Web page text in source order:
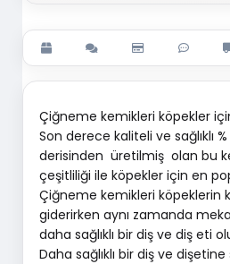
Çiğneme kemikleri köpekler
Son derece kaliteli ve sağlıklı
derisinden üretilmiş olan bu
çeşitliliği ile köpekler için en
Çiğneme kemikleri köpeklerin
giderirken aynı zamanda
daha sağlıklı bir diş ve diş eti
Daha sağlıklı bir diş ve